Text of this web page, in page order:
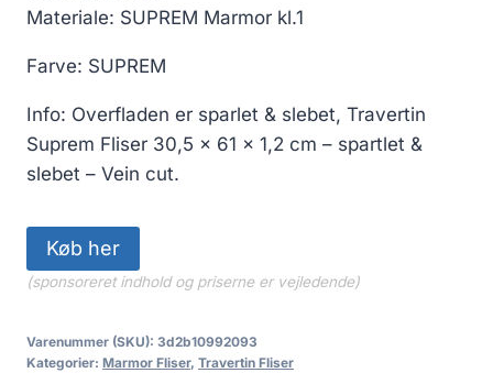
Materiale: SUPREM Marmor kl.1
Farve: SUPREM
Info: Overfladen er sparlet & slebet, Travertin
Suprem Fliser 30,5 x 61 x 1,2 cm – spartlet &
slebet – Vein cut.
Køb her
(sponsoreret indhold og priserne er vejledende)
Varenummer (SKU): 3d2b10992093
Kategorier: Marmor Fliser, Travertin Fliser